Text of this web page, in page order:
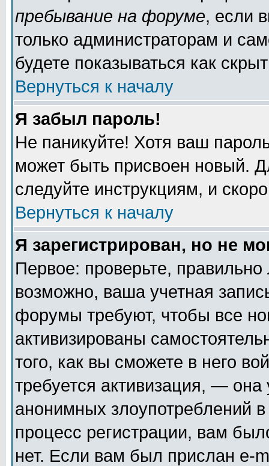
пребывание на форуме, если
только администраторам и
будете показываться как
Вернуться к началу
Я забыл пароль!
Не паникуйте! Хотя ваш
может быть присвоен новый.
следуйте инструкциям, и
Вернуться к началу
Я зарегистрирован, но не
Первое: проверьте,
возможно, ваша учетная
форумы требуют, чтобы все
активизированы
того, как вы сможете в него
требуется активизация, —
анонимных злоупотреблений
процесс регистрации, вам
нет. Если вам был прислан e-